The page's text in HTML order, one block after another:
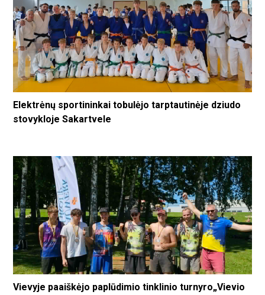
Elektrėnų sportininkai tobulėjo tarptautinėje dziudo
stovykloje Sakartvele
Vievyje paaiškėjo paplūdimio tinklinio turnyro„Vievio